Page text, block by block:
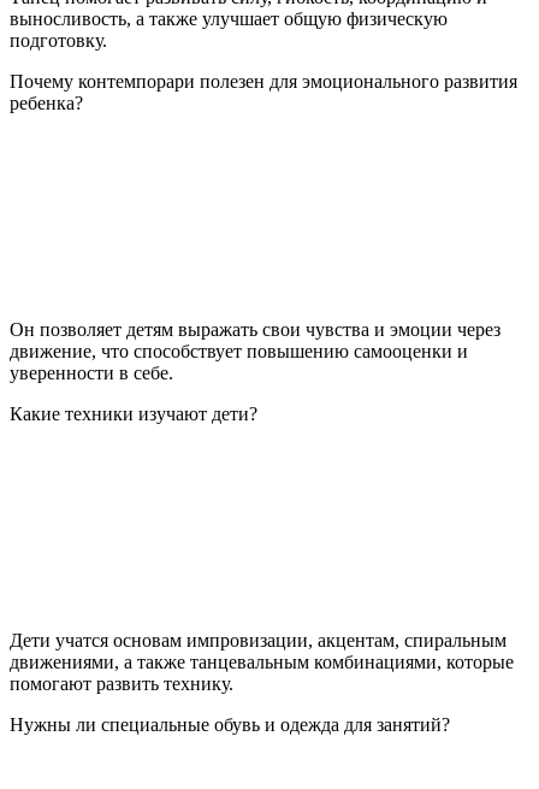
выносливость, а также улучшает общую физическую
подготовку.
Почему контемпорари полезен для эмоционального развития
ребенка?
Он позволяет детям выражать свои чувства и эмоции через
движение, что способствует повышению самооценки и
уверенности в себе.
Какие техники изучают дети?
Дети учатся основам импровизации, акцентам, спиральным
движениями, а также танцевальным комбинациями, которые
помогают развить технику.
Нужны ли специальные обувь и одежда для занятий?